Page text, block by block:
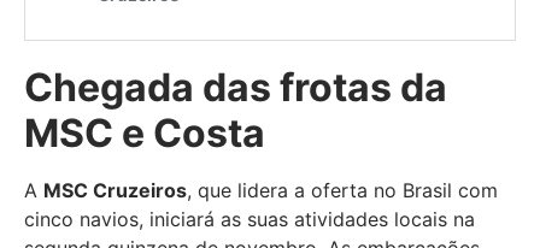
Chegada das frotas da
MSC e Costa
A MSC Cruzeiros, que lidera a oferta no Brasil com
cinco navios, iniciará as suas atividades locais na